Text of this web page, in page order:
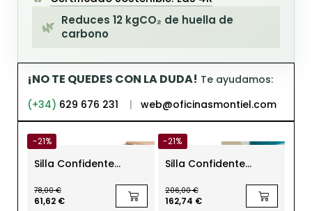
🌿 Reduces 12 kgCO₂ de huella de
carbono
¡NO TE QUEDES CON LA DUDA! Te ayudamos:
(+34) 629 676 231 | web@oficinasmontiel.com
-21%
Silla Confidente
Polipropileno Montiel
78,00 €
61,62 €
-21%
Silla Confidente
206,00 €
162,74 €